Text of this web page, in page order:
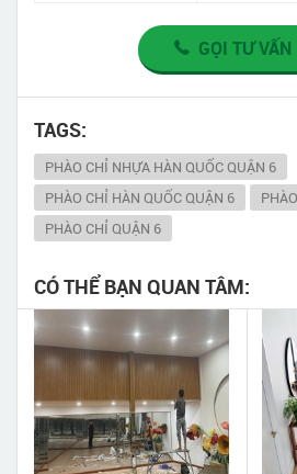
GỌI TƯ VẤN
TAGS:
PHÀO CHỈ NHỰA HÀN QUỐC QUẬN 6
PHÀO CHỈ HÀN QUỐC QUẬN 6
PHÀO CHỈ QUẬN 6
CÓ THỂ BẠN QUAN TÂM: